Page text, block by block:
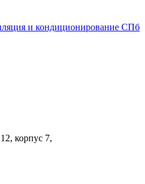
корпус 7,